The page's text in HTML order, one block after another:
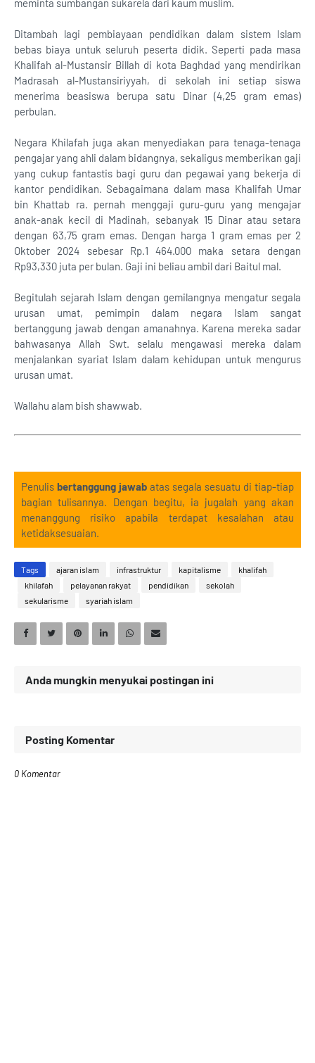
meminta sumbangan sukarela dari kaum muslim.
Ditambah lagi pembiayaan pendidikan dalam sistem Islam
bebas biaya untuk seluruh peserta didik. Seperti pada masa
Khalifah al-Mustansir Billah di kota Baghdad yang mendirikan
Madrasah al-Mustansiriyyah, di sekolah ini setiap siswa
menerima beasiswa berupa satu Dinar (4,25 gram emas)
perbulan.
Negara Khilafah juga akan menyediakan para tenaga-tenaga
pengajar yang ahli dalam bidangnya, sekaligus memberikan gaji
yang cukup fantastis bagi guru dan pegawai yang bekerja di
kantor pendidikan. Sebagaimana dalam masa Khalifah Umar
bin Khattab ra. pernah menggaji guru-guru yang mengajar
anak-anak kecil di Madinah, sebanyak 15 Dinar atau setara
dengan 63,75 gram emas. Dengan harga 1 gram emas per 2
Oktober 2024 sebesar Rp.1 464.000 maka setara dengan
Rp93,330 juta per bulan. Gaji ini beliau ambil dari Baitul mal.
Begitulah sejarah Islam dengan gemilangnya mengatur segala
urusan umat, pemimpin dalam negara Islam sangat
bertanggung jawab dengan amanahnya. Karena mereka sadar
bahwasanya Allah Swt. selalu mengawasi mereka dalam
menjalankan syariat Islam dalam kehidupan untuk mengurus
urusan umat.
Wallahu alam bish shawwab.
Penulis bertanggung jawab atas segala sesuatu di tiap-tiap
bagian tulisannya. Dengan begitu, ia jugalah yang akan
menanggung risiko apabila terdapat kesalahan atau
ketidaksesuaian.
Tags ajaran islam infrastruktur kapitalisme
khalifah
khilafah
pelayanan rakyat pendidikan
sekolah
sekularisme
syariah islam
Anda mungkin menyukai postingan ini
Posting Komentar
0 Komentar